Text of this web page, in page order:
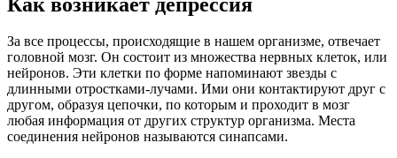
За все процессы, происходящие в нашем организме, отвечает
головной мозг. Он состоит из множества нервных клеток, или
нейронов. Эти клетки по форме напоминают звезды с
длинными отростками-лучами. Ими они контактируют друг с
другом, образуя цепочки, по которым и проходит в мозг
любая информация от других структур организма. Места
соединения нейронов называются синапсами.